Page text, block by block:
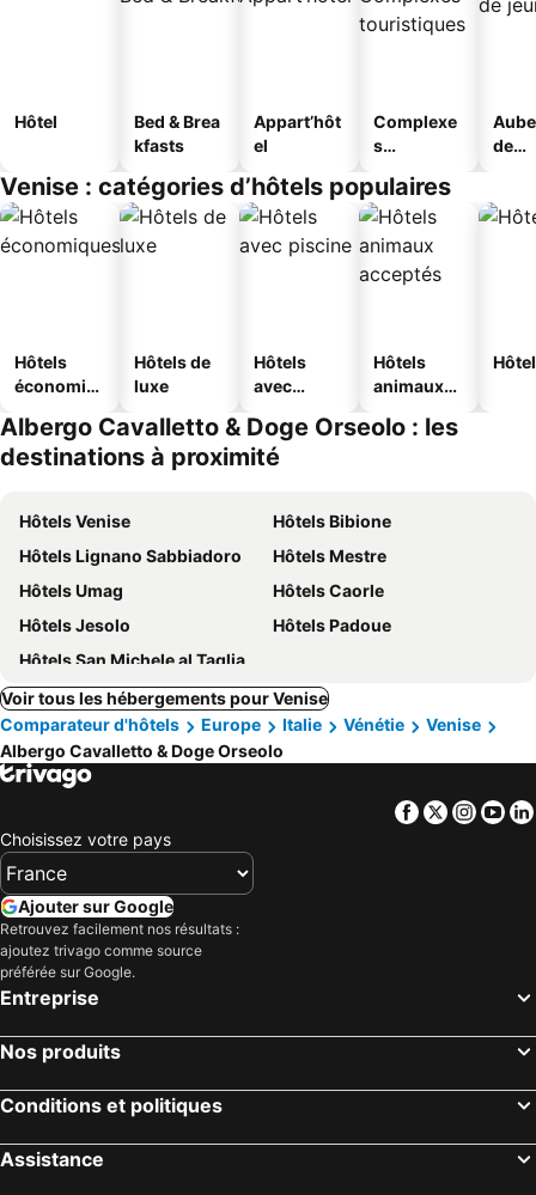
Hôtel
Bed & Brea
kfasts
Appart’hôt
el
Complexe
s
s
de
Venise : catégories d’hôtels populaires
Hôtels
économiq
Hôtels de
luxe
Hôtels
avec
Hôtels
animaux
Albergo Cavalletto & Doge Orseolo : les
destinations à proximité
Hôtels Venise
Hôtels Bibione
Hôtels Lignano Sabbiadoro
Hôtels Mestre
Hôtels Umag
Hôtels Caorle
Hôtels Jesolo
Hôtels Padoue
Hôtels San Michele al Tagliamento
Voir tous les hébergements pour Venise
Comparateur d'hôtels
Europe Italie Vénétie
Venise
Albergo Cavalletto & Doge Orseolo
Facebook
Twitter
Choisissez votre pays
Ajouter sur Google
Retrouvez facilement nos résultats :
ajoutez trivago comme source
préférée sur Google.
Entreprise
Nos produits
Conditions et politiques
Assistance